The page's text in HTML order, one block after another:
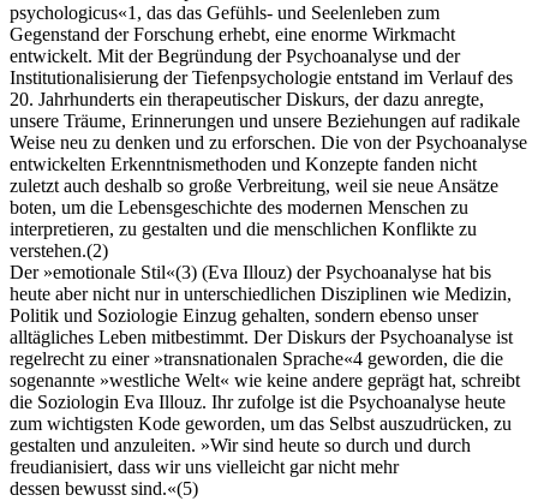
Buchtipps von Prof. Uli Rothfuss
Harald Schwiers
psychologicus«1, das das Gefühls- und Seelenleben zum
Gegenstand der Forschung erhebt, eine enorme Wirkmacht
entwickelt. Mit der Begründung der Psychoanalyse und der
Institutionalisierung der Tiefenpsychologie entstand im Verlauf des
20. Jahrhunderts ein therapeutischer Diskurs, der dazu anregte,
unsere Träume, Erinnerungen und unsere Beziehungen auf radikale
Weise neu zu denken und zu erforschen. Die von der Psychoanalyse
entwickelten Erkenntnismethoden und Konzepte fanden nicht
zuletzt auch deshalb so große Verbreitung, weil sie neue Ansätze
boten, um die Lebensgeschichte des modernen Menschen zu
interpretieren, zu gestalten und die menschlichen Konflikte zu
verstehen.(2)
Der »emotionale Stil«(3) (Eva Illouz) der Psychoanalyse hat bis
heute aber nicht nur in unterschiedlichen Disziplinen wie Medizin,
Politik und Soziologie Einzug gehalten, sondern ebenso unser
alltägliches Leben mitbestimmt. Der Diskurs der Psychoanalyse ist
regelrecht zu einer »transnationalen Sprache«4 geworden, die die
sogenannte »westliche Welt« wie keine andere geprägt hat, schreibt
die Soziologin Eva Illouz. Ihr zufolge ist die Psychoanalyse heute
zum wichtigsten Kode geworden, um das Selbst auszudrücken, zu
gestalten und anzuleiten. »Wir sind heute so durch und durch
freudianisiert, dass wir uns vielleicht gar nicht mehr
dessen bewusst sind.«(5)